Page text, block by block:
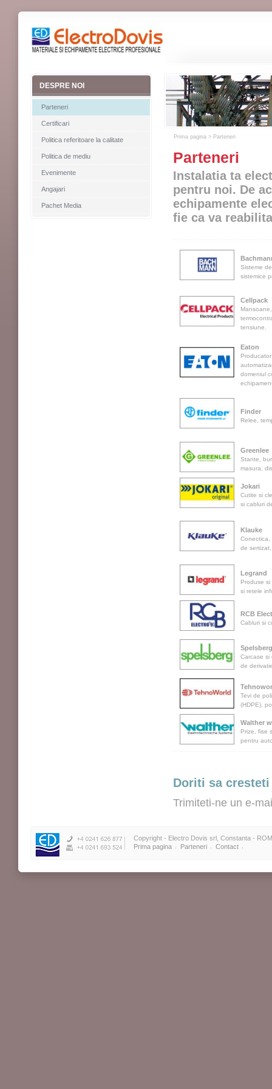
Prima pagina > Parteneri
Parteneri
Instalatia ta
pentru noi. De
echipamente
fie ca va
Sisteme
sistemice
Cellpack
tensiune.
Eaton
domeniul
Finder
Relee,
Greenlee
Stante,
masura,
Jokari
Cutite si
si cabluri
Klauke
Conectica,
de
Legrand
Produse si
si retele
RCB
Cabluri si
Spelsberg
Carcase si
de
Tevi de
(HDPE),
Walther
Prize, fise
pentru
Doriti sa
Trimiteti-ne un e-
DESPRE NOI
Parteneri
Certificari
Politica referitoare la calitate
Politica de mediu
Evenimente
Angajari
Pachet Media
Copyright - Electro Dovis srl, Constanta -
Prima pagina
Parteneri Contact